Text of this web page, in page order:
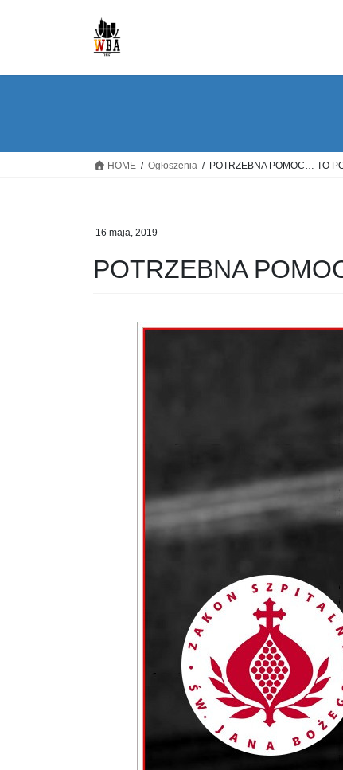
HOME Ogłoszenia POTRZEBNA POMOC… TO
16 maja, 2019
POTRZEBNA